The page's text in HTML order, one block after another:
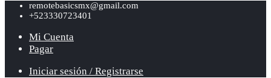
remotebasicsmx@gmail.com
+523330723401
Mi Cuenta
Pagar
Iniciar sesión / Registrarse